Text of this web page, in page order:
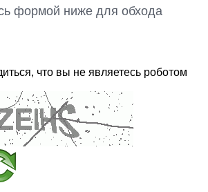
формой ниже для обхода
что вы не являетесь роботом